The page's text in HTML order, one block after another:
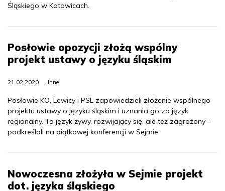
Śląskiego w Katowicach.
Posłowie opozycji złożą wspólny
projekt ustawy o języku śląskim
21.02.2020 Inne
Posłowie KO, Lewicy i PSL zapowiedzieli złożenie wspólnego
projektu ustawy o języku śląskim i uznania go za język
regionalny. To język żywy, rozwijający się, ale też zagrożony –
podkreślali na piątkowej konferencji w Sejmie.
Nowoczesna złożyła w Sejmie projekt
dot. języka śląskiego